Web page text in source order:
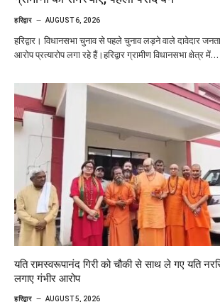
हरिद्वार AUGUST 6, 2026
हरिद्वार। विधानसभा चुनाव से पहले चुनाव लड़ने वाले दावेदार
आरोप प्रत्यारोप लगा रहे हैं।हरिद्वार ग्रामीण विधानसभा क्षेत्र में…
यति रामस्वरूपानंद गिरी को चौकी से साथ ले गए यति
लगाए गंभीर आरोप
हरिद्वार AUGUST 5, 2026